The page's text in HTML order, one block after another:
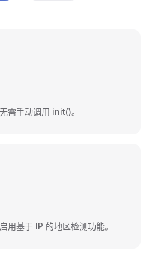
需手动调用 init()。
用基于 IP 的地区检测功能。